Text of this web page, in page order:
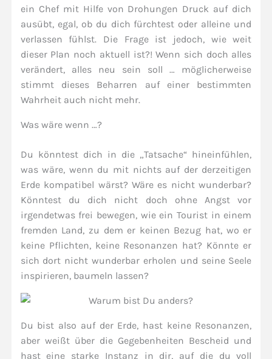
ein Chef mit Hilfe von Drohungen Druck auf dich
ausübt, egal, ob du dich fürchtest oder alleine und
verlassen fühlst. Die Frage ist jedoch, wie weit
dieser Plan noch aktuell ist?! Wenn sich doch alles
verändert, alles neu sein soll … möglicherweise
stimmt dieses Beharren auf einer bestimmten
Wahrheit auch nicht mehr.
Was wäre wenn …?
Du könntest dich in die „Tatsache“ hineinfühlen,
was wäre, wenn du mit nichts auf der derzeitigen
Erde kompatibel wärst? Wäre es nicht wunderbar?
Könntest du dich nicht doch ohne Angst vor
irgendetwas frei bewegen, wie ein Tourist in einem
fremden Land, zu dem er keinen Bezug hat, wo er
keine Pflichten, keine Resonanzen hat? Könnte er
sich dort nicht wunderbar erholen und seine Seele
inspirieren, baumeln lassen?
Du bist also auf der Erde, hast keine Resonanzen,
aber weißt über die Gegebenheiten Bescheid und
hast eine starke Instanz in dir, auf die du voll